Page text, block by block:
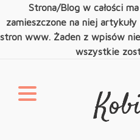
Strona/Blog w całości
zamieszczone na niej
stron www. Żaden z wpisów
wszystkie
content